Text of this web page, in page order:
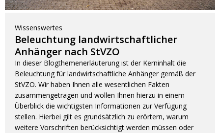
Wissenswertes
Beleuchtung landwirtschaftlicher
Anhänger nach StVZO
In dieser Blogthemenerläuterung ist der Kerninhalt die
Beleuchtung für landwirtschaftliche Anhänger gemäß der
StVZO. Wir haben Ihnen alle wesentlichen Fakten
zusammengetragen und wollen Ihnen hierzu in einem
Überblick die wichtigsten Informationen zur Verfügung
stellen. Hierbei gilt es grundsätzlich zu erörtern, warum
weitere Vorschriften berücksichtigt werden müssen oder